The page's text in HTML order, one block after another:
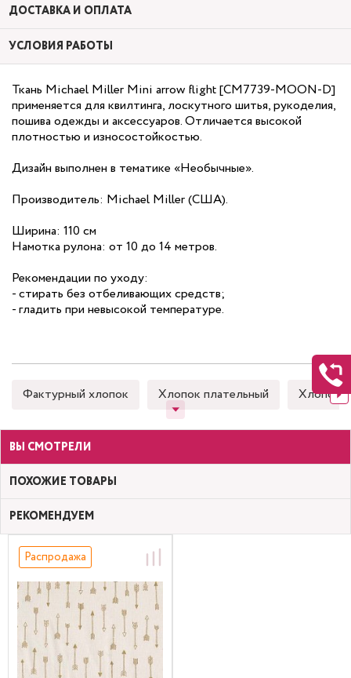
ДОСТАВКА И ОПЛАТА
УСЛОВИЯ РАБОТЫ
Ткань Michael Miller Mini arrow flight [CM7739-MOON-D]
применяется для квилтинга, лоскутного шитья, рукоделия,
пошива одежды и аксессуаров. Отличается высокой
плотностью и износостойкостью.
Дизайн выполнен в тематике «Необычные».
Производитель: Michael Miller (США).
Ширина: 110 см
Намотка рулона: от 10 до 14 метров.
Рекомендации по уходу:
- стирать без отбеливающих средств;
- гладить при невысокой температуре.
Фактурный хлопок Хлопок плательный Хлопок
ВЫ СМОТРЕЛИ
ПОХОЖИЕ ТОВАРЫ
РЕКОМЕНДУЕМ
Распродажа